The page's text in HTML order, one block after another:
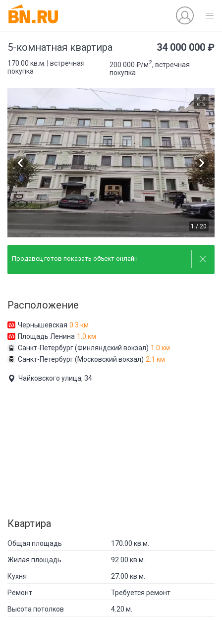
5-комнатная квартира 34 000 000 ₽
170.00 кв.м. | встречная
покупка
200 000 ₽/м2, встречная
покупка
1 / 20
Продавец готов показать объект онлайн
Расположение
Чернышевская 0.3 км
Площадь Ленина 1.0 км
Санкт-Петербург (Финляндский вокзал) 1.0 км
Санкт-Петербург (Московский вокзал) 2.1 км
Чайковского улица, 34
Квартира
Общая площадь 170.00 кв.м.
Жилая площадь 92.00 кв.м.
Кухня 27.00 кв.м.
Ремонт Требуется ремонт
Высота потолков 4.20 м.